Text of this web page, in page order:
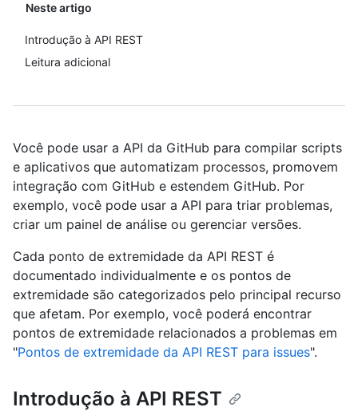
Neste artigo
Introdução à API REST
Leitura adicional
Você pode usar a API da GitHub para compilar scripts
e aplicativos que automatizam processos, promovem
integração com GitHub e estendem GitHub. Por
exemplo, você pode usar a API para triar problemas,
criar um painel de análise ou gerenciar versões.
Cada ponto de extremidade da API REST é
documentado individualmente e os pontos de
extremidade são categorizados pelo principal recurso
que afetam. Por exemplo, você poderá encontrar
pontos de extremidade relacionados a problemas em
"Pontos de extremidade da API REST para issues".
Introdução à API REST